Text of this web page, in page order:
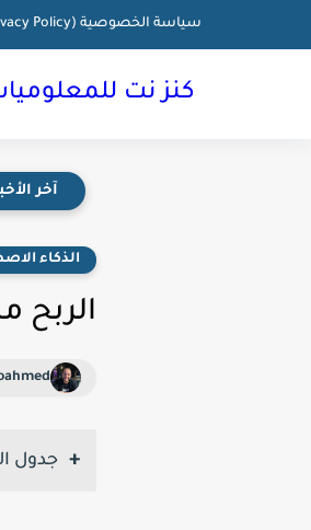
سياسة الخصوصية (Privacy Policy)
كنز نت
آخر
الذكاء
الربح
جدول